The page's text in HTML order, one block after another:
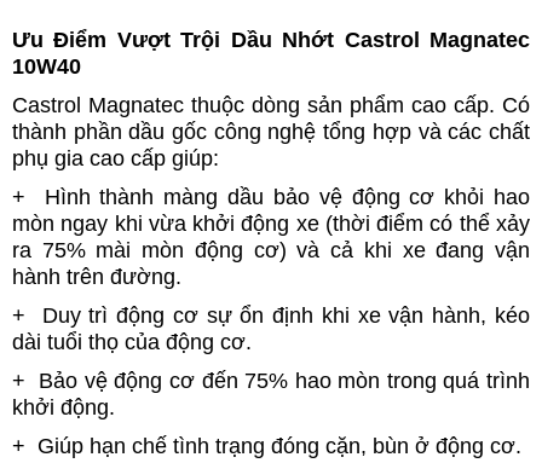
Ưu Điểm Vượt Trội Dầu Nhớt Castrol Magnatec
10W40
Castrol Magnatec thuộc dòng sản phẩm cao cấp. Có
thành phần dầu gốc công nghệ tổng hợp và các chất
phụ gia cao cấp giúp:
+ Hình thành màng dầu bảo vệ động cơ khỏi hao
mòn ngay khi vừa khởi động xe (thời điểm có thể xảy
ra 75% mài mòn động cơ) và cả khi xe đang vận
hành trên đường.
+ Duy trì động cơ sự ổn định khi xe vận hành, kéo
dài tuổi thọ của động cơ.
+ Bảo vệ động cơ đến 75% hao mòn trong quá trình
khởi động.
+ Giúp hạn chế tình trạng đóng cặn, bùn ở động cơ.